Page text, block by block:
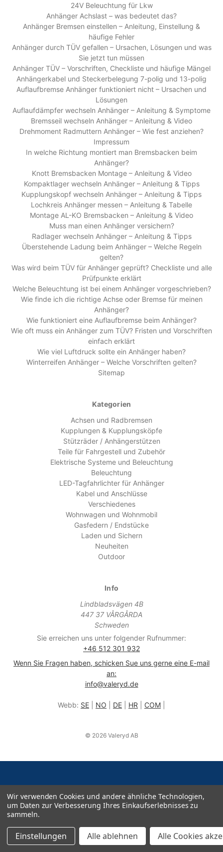
24V Beleuchtung für Lkw
Anhänger Achslast – was bedeutet das?
Anhänger Bremsen einstellen – Anleitung, Einstellung &
häufige Fehler
Anhänger durch TÜV gefallen – Ursachen, Lösungen und was
Sie jetzt tun müssen
Anhänger TÜV – Vorschriften, Checkliste und häufige Mängel
Anhängerkabel und Steckerbelegung 7-polig und 13-polig
Auflaufbremse Anhänger funktioniert nicht – Ursachen und
Lösungen
Auflaufdämpfer wechseln Anhänger – Anleitung & Symptome
Bremsseil wechseln Anhänger – Anleitung & Video
Drehmoment Radmuttern Anhänger – Wie fest anziehen?
Impressum
In welche Richtung montiert man Bremsbacken beim
Anhänger?
Knott Bremsbacken Montage – Anleitung & Video
Kompaktlager wechseln Anhänger – Anleitung & Tipps
Kupplungskopf wechseln Anhänger – Anleitung & Tipps
Lochkreis Anhänger messen – Anleitung & Tabelle
Montage AL-KO Bremsbacken – Anleitung & Video
Muss man einen Anhänger versichern?
Radlager wechseln Anhänger – Anleitung & Tipps
Überstehende Ladung beim Anhänger – Welche Regeln
gelten?
Was wird beim TÜV für Anhänger geprüft? Checkliste und alle
Prüfpunkte erklärt
Welche Beleuchtung ist bei einem Anhänger vorgeschrieben?
Wie finde ich die richtige Achse oder Bremse für meinen
Anhänger?
Wie funktioniert eine Auflaufbremse beim Anhänger?
Wie oft muss ein Anhänger zum TÜV? Fristen und Vorschriften
einfach erklärt
Wie viel Luftdruck sollte ein Anhänger haben?
Winterreifen Anhänger – Welche Vorschriften gelten?
Sitemap
Kategorien
Achsen und Radbremsen
Kupplungen & Kupplungsköpfe
Stützräder / Anhängerstützen
Teile für Fahrgestell und Zubehör
Elektrische Systeme und Beleuchtung
Beleuchtung
LED-Tagfahrlichter für Anhänger
Kabel und Anschlüsse
Verschiedenes
Wohnwagen und Wohnmobil
Gasfedern / Endstücke
Laden und Sichern
Neuheiten
Outdoor
Info
Lindbladsvägen 4B
447 37 VÅRGÅRDA
Schweden
Sie erreichen uns unter folgender Rufnummer:
+46 512 301 932
Wenn Sie Fragen haben, schicken Sue uns gerne eine E-mail
an:
info@valeryd.de
Webb: SE NO DE HR COM
© 2026 Valeryd AB
Wir verwenden Cookies und andere ähnliche Technologien,
um Daten zur Verbesserung Ihres Einkaufserlebnisses zu
sammeln.
Einstellungen Alle ablehnen Alle Cookies